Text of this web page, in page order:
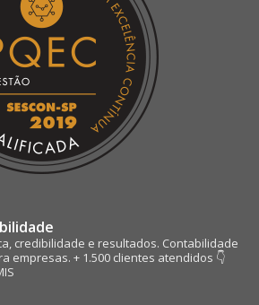
credibilidade e resultados. Contabilidade
empresas. + 1.500 clientes atendidos 👇